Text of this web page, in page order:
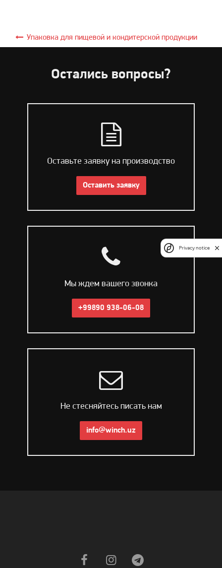
Упаковка для пищевой и кондитерской продукции
Остались вопросы?
Оставьте заявку на производство
Оставить заявку
Мы ждем вашего звонка
+99890 938-06-08
Не стесняйтесь писать нам
info@winch.uz
Privacy notice